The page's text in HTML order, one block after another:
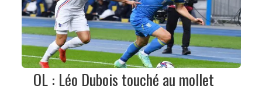
OL : Léo Dubois touché au mollet